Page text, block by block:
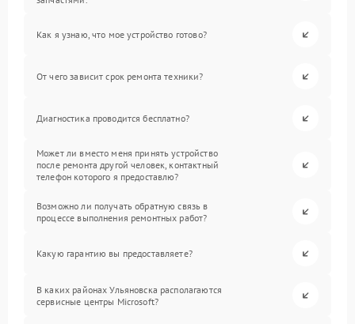
Как я узнаю, что мое устройство готово?
От чего зависит срок ремонта техники?
Диагностика проводится бесплатно?
Может ли вместо меня принять устройство
после ремонта другой человек, контактный
телефон которого я предоставлю?
Возможно ли получать обратную связь в
процессе выполнения ремонтных работ?
Какую гарантию вы предоставляете?
В каких районах Ульяновска располагаются
сервисные центры Microsoft?